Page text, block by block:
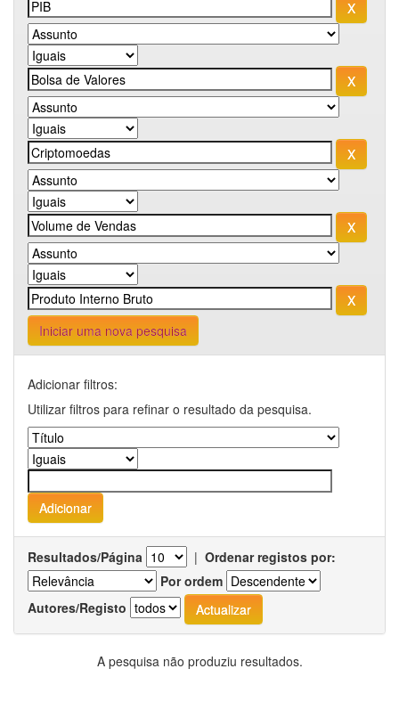
Iniciar uma nova pesquisa
Adicionar filtros:
Utilizar filtros para refinar o resultado da pesquisa.
Resultados/Página | Ordenar registos por:
Por ordem
Autores/Registo
A pesquisa não produziu resultados.